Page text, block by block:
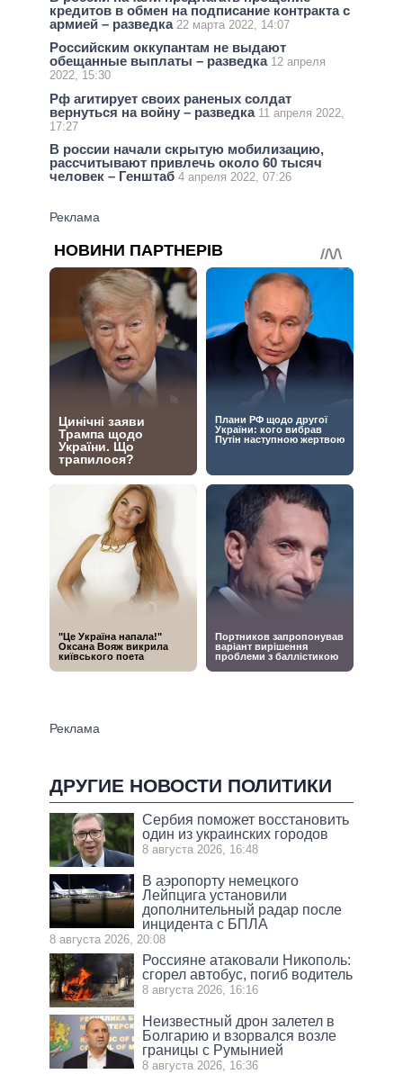
кредитов в обмен на подписание контракта с
армией – разведка 22 марта 2022, 14:07
Российским оккупантам не выдают
обещанные выплаты – разведка 12 апреля
2022, 15:30
Рф агитирует своих раненых солдат
вернуться на войну – разведка 11 апреля 2022,
17:27
В россии начали скрытую мобилизацию,
рассчитывают привлечь около 60 тысяч
человек – Генштаб 4 апреля 2022, 07:26
ДРУГИЕ НОВОСТИ ПОЛИТИКИ
Сербия поможет восстановить
один из украинских городов
8 августа 2026, 16:48
В аэропорту немецкого
Лейпцига установили
дополнительный радар после
инцидента с БПЛА
8 августа 2026, 20:08
Россияне атаковали Никополь:
сгорел автобус, погиб водитель
8 августа 2026, 16:16
Неизвестный дрон залетел в
Болгарию и взорвался возле
границы с Румынией
8 августа 2026, 16:36